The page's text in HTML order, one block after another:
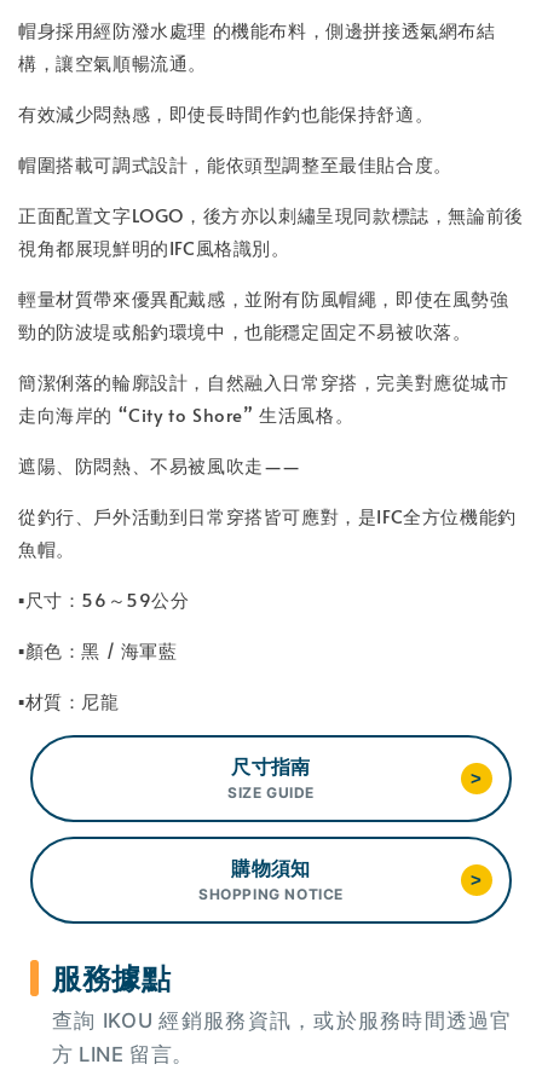
帽身採用經防潑水處理 的機能布料，側邊拼接透氣網布結
構，讓空氣順暢流通。
有效減少悶熱感，即使長時間作釣也能保持舒適。
帽圍搭載可調式設計，能依頭型調整至最佳貼合度。
正面配置文字LOGO，後方亦以刺繡呈現同款標誌，無論前後
視角都展現鮮明的IFC風格識別。
輕量材質帶來優異配戴感，並附有防風帽繩，即使在風勢強
勁的防波堤或船釣環境中，也能穩定固定不易被吹落。
簡潔俐落的輪廓設計，自然融入日常穿搭，完美對應從城市
走向海岸的 “City to Shore” 生活風格。
遮陽、防悶熱、不易被風吹走——
從釣行、戶外活動到日常穿搭皆可應對，是IFC全方位機能釣
魚帽。
▪尺寸：56～59公分
▪顏色：黑 / 海軍藍
▪材質：尼龍
尺寸指南
SIZE GUIDE
>
購物須知
SHOPPING NOTICE
>
服務據點
查詢 IKOU 經銷服務資訊，或於服務時間透過官
方 LINE 留言。